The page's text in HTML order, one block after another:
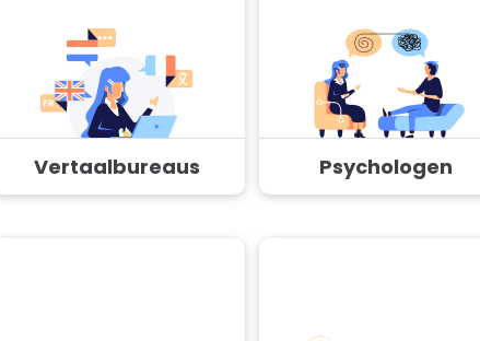
Vertaalbureaus Psychologen